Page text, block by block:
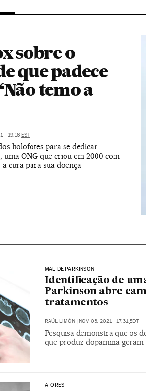
sobre o
que padece
temo a
- 19:16 EST
holofotes para se dedicar
uma ONG que criou em 2000 com
cura para sua doença
MAL DE PARKINSON
Identificação de
Parkinson abre
tratamentos
RAÚL LIMÓN | NOV 03, 2021 - 17:31EDT
Pesquisa demonstra que os
que produz dopamina geram
ATORES